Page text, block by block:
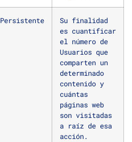
Persistente
Su finalidad
es cuantificar
el número de
Usuarios que
comparten un
determinado
contenido y
cuántas
páginas web
son visitadas
a raíz de esa
acción.